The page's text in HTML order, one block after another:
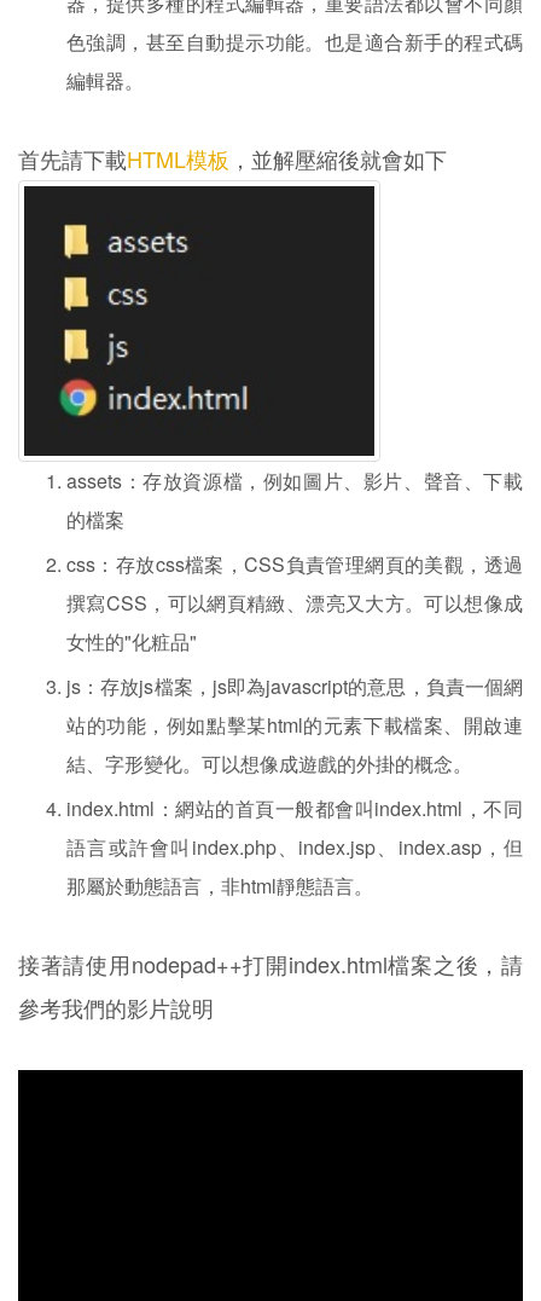
色強調，甚至自動提示功能。也是適合新手的程式碼
編輯器。
首先請下載HTML模板 ，並解壓縮後就會如下
assets：存放資源檔，例如圖片、影片、聲音、下載
的檔案
css：存放css檔案，CSS負責管理網頁的美觀，透過
撰寫CSS，可以網頁精緻、漂亮又大方。可以想像成
女性的"化粧品"
js：存放js檔案，js即為javascript的意思，負責一個網
站的功能，例如點擊某html的元素下載檔案、開啟連
結、字形變化。可以想像成遊戲的外掛的概念。
index.html：網站的首頁一般都會叫index.html，不同
語言或許會叫index.php、index.jsp、index.asp，但
那屬於動態語言，非html靜態語言。
接著請使用nodepad++打開index.html檔案之後，請
參考我們的影片說明